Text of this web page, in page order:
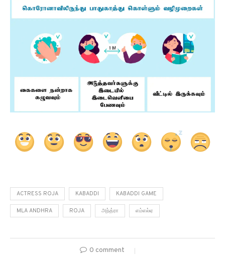
ACTRESS ROJA KABADDI KABADDI GAME
MLA ANDHRA ROJA அந்த்ரா எம்‌எல்‌ஏ
0 comment